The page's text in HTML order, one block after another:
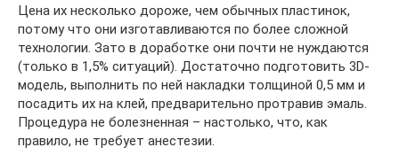
Цена их несколько дороже, чем обычных пластинок,
потому что они изготавливаются по более сложной
технологии. Зато в доработке они почти не нуждаются
(только в 1,5% ситуаций). Достаточно подготовить 3D-
модель, выполнить по ней накладки толщиной 0,5 мм и
посадить их на клей, предварительно протравив эмаль.
Процедура не болезненная – настолько, что, как
правило, не требует анестезии.